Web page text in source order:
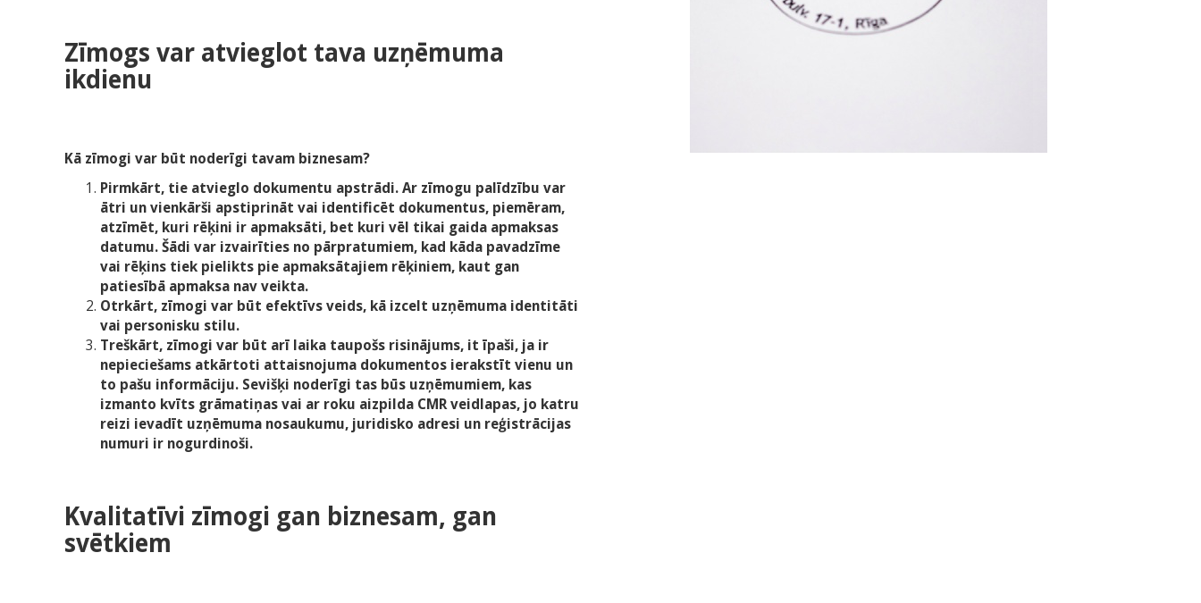
Zīmogs var atvieglot tava uzņēmuma
ikdienu
Kā zīmogi var būt noderīgi tavam biznesam?
Pirmkārt, tie atvieglo dokumentu apstrādi. Ar zīmogu palīdzību var
ātri un vienkārši apstiprināt vai identificēt dokumentus, piemēram,
atzīmēt, kuri rēķini ir apmaksāti, bet kuri vēl tikai gaida apmaksas
datumu. Šādi var izvairīties no pārpratumiem, kad kāda pavadzīme
vai rēķins tiek pielikts pie apmaksātajiem rēķiniem, kaut gan
patiesībā apmaksa nav veikta.
Otrkārt, zīmogi var būt efektīvs veids, kā izcelt uzņēmuma identitāti
vai personisku stilu.
Treškārt, zīmogi var būt arī laika taupošs risinājums, it īpaši, ja ir
nepieciešams atkārtoti attaisnojuma dokumentos ierakstīt vienu un
to pašu informāciju. Sevišķi noderīgi tas būs uzņēmumiem, kas
izmanto kvīts grāmatiņas vai ar roku aizpilda CMR veidlapas, jo katru
reizi ievadīt uzņēmuma nosaukumu, juridisko adresi un reģistrācijas
numuri ir nogurdinoši.
Kvalitatīvi zīmogi gan biznesam, gan
svētkiem